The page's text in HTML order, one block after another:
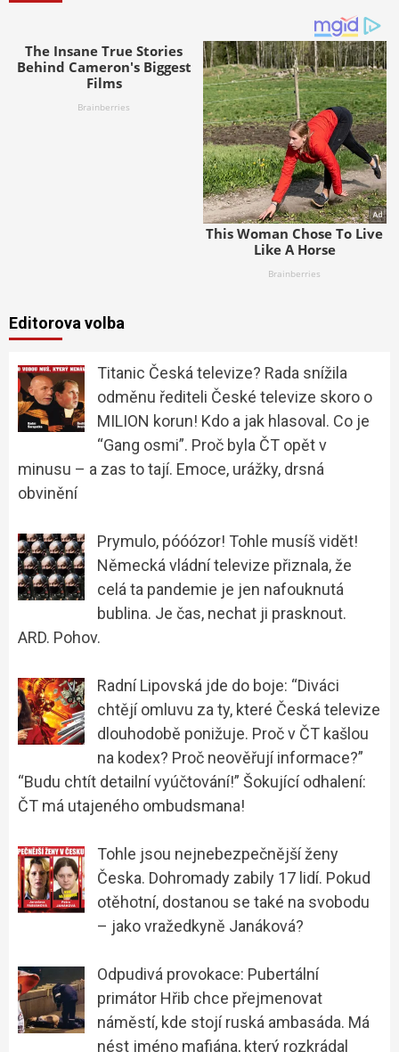
Editorova volba
Titanic Česká televize? Rada snížila
odměnu řediteli České televize skoro o
MILION korun! Kdo a jak hlasoval. Co je
“Gang osmi”. Proč byla ČT opět v
minusu – a zas to tají. Emoce, urážky, drsná
obvinění
Prymulo, póóózor! Tohle musíš vidět!
Německá vládní televize přiznala, že
celá ta pandemie je jen nafouknutá
bublina. Je čas, nechat ji prasknout.
ARD. Pohov.
Radní Lipovská jde do boje: “Diváci
chtějí omluvu za ty, které Česká televize
dlouhodobě ponižuje. Proč v ČT kašlou
na kodex? Proč neověřují informace?”
“Budu chtít detailní vyúčtování!” Šokující odhalení:
ČT má utajeného ombudsmana!
Tohle jsou nejnebezpečnější ženy
Česka. Dohromady zabily 17 lidí. Pokud
otěhotní, dostanou se také na svobodu
– jako vražedkyně Janáková?
Odpudivá provokace: Pubertální
primátor Hřib chce přejmenovat
náměstí, kde stojí ruská ambasáda. Má
nést jméno mafiána, který rozkrádal